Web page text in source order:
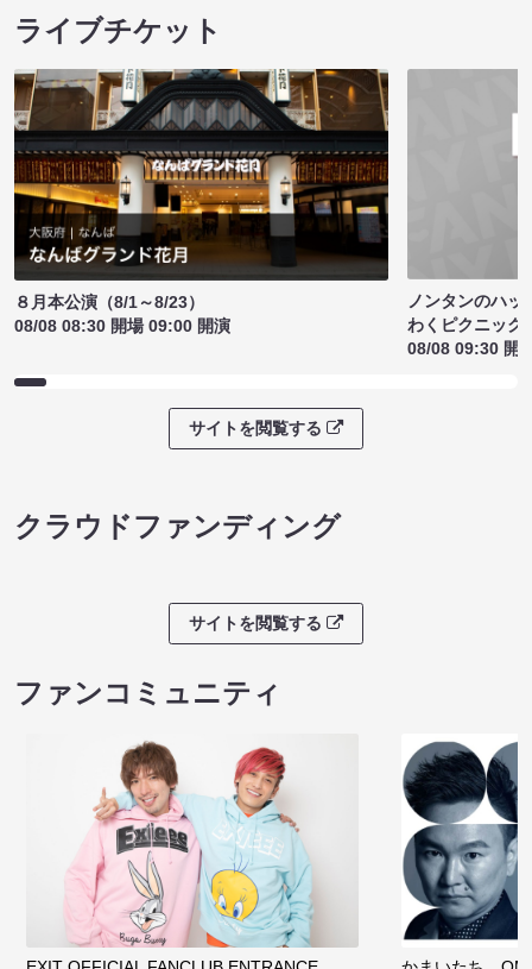
ライブチケット
８月本公演（8/1～8/23）
08/08 08:30 開場 09:00 開演
ノンタンのハッ
わくピクニック
08/08 09:30 開
サイトを閲覧する
クラウドファンディング
サイトを閲覧する
ファンコミュニティ